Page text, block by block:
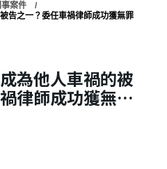
案件
告之一？委任車禍律師成功獲無罪
為他人車禍的被
律師成功獲無罪